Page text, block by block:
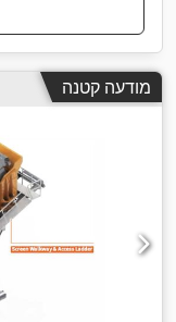
מודעה קטנה